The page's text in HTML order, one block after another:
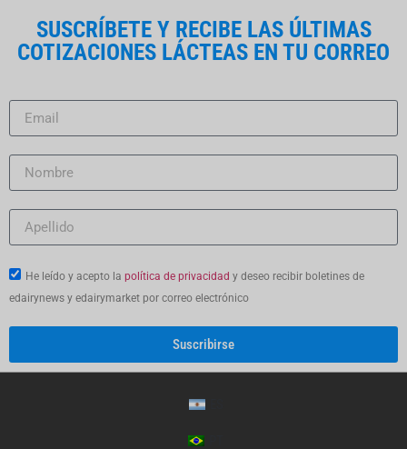
SUSCRÍBETE Y RECIBE LAS ÚLTIMAS
COTIZACIONES LÁCTEAS EN TU CORREO
He leído y acepto la política de privacidad y deseo recibir boletines de
edairynews y edairymarket por correo electrónico
Suscribirse